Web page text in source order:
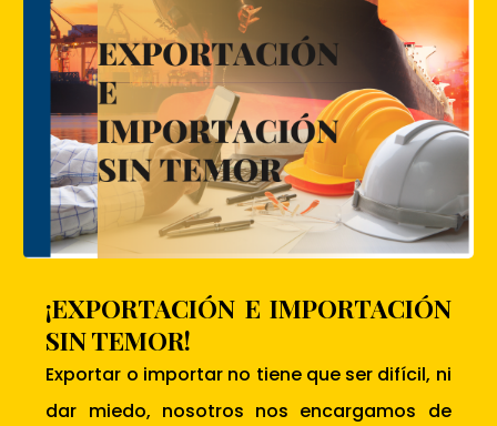
¡EXPORTACIÓN E IMPORTACIÓN
SIN TEMOR!
Exportar o importar no tiene que ser difícil, ni
dar miedo, nosotros nos encargamos de